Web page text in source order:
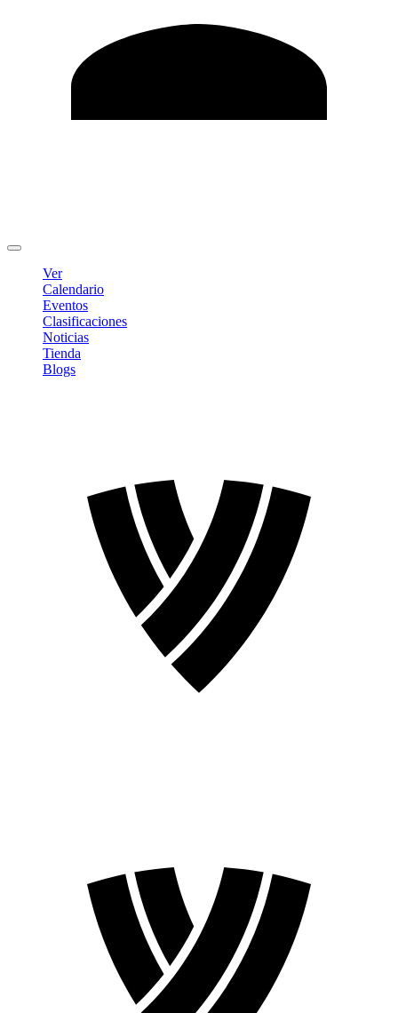
Ver
Calendario
Eventos
Clasificaciones
Noticias
Tienda
Blogs